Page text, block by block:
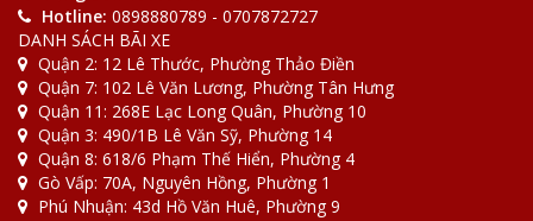
Hotline: 0898880789 - 0707872727
DANH SÁCH BÃI XE
Quận 2: 12 Lê Thước, Phường Thảo Điền
Quận 7: 102 Lê Văn Lương, Phường Tân Hưng
Quận 11: 268E Lạc Long Quân, Phường 10
Quận 3: 490/1B Lê Văn Sỹ, Phường 14
Quận 8: 618/6 Phạm Thế Hiển, Phường 4
Gò Vấp: 70A, Nguyên Hồng, Phường 1
Phú Nhuận: 43d Hồ Văn Huê, Phường 9